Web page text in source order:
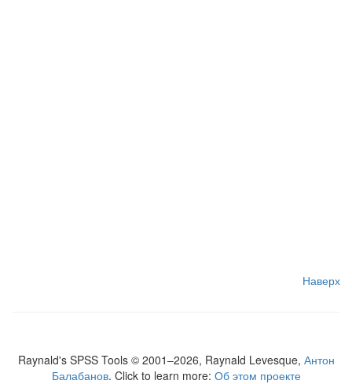
Наверх
Raynald's SPSS Tools © 2001–2026, Raynald Levesque, Антон
Балабанов. Click to learn more: Об этом проекте